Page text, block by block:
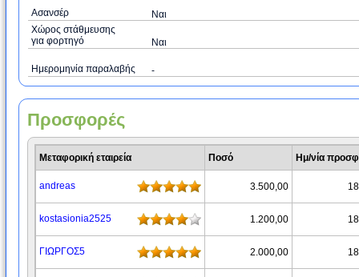
Ασανσέρ
Ναι
Χώρος στάθμευσης
για φορτηγό
Ναι
Ημερομηνία παραλαβής -
Προσφορές
Μεταφορική εταιρεία Ποσό Ημ/νία
andreas 3.500,00
kostasionia2525 1.200,00
ΓΙΩΡΓΟΣ5 2.000,00